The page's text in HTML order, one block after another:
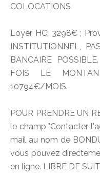
COLOCATIONS
Loyer HC: 3298€ ;
INSTITUTIONNEL,
BANCAIRE
FOIS LE
10794€/MOIS.
POUR PRENDRE UN
le champ "Contacter
mail au nom de
vous pouvez
en ligne. LIBRE DE